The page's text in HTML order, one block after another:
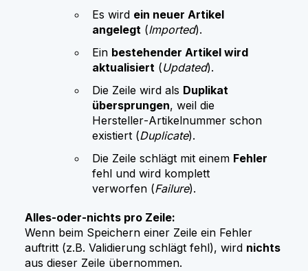
Es wird ein neuer Artikel
angelegt (Imported).
Ein bestehender Artikel wird
aktualisiert (Updated).
Die Zeile wird als Duplikat
übersprungen, weil die
Hersteller‑Artikelnummer schon
existiert (Duplicate).
Die Zeile schlägt mit einem Fehler
fehl und wird komplett
verworfen (Failure).
Alles‑oder‑nichts pro Zeile:
Wenn beim Speichern einer Zeile ein Fehler
auftritt (z.B. Validierung schlägt fehl), wird nichts
aus dieser Zeile übernommen.